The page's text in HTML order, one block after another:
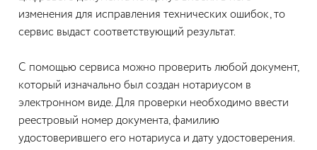
изменения для исправления технических ошибок, то
сервис выдаст соответствующий результат.
С помощью сервиса можно проверить любой документ,
который изначально был создан нотариусом в
электронном виде. Для проверки необходимо ввести
реестровый номер документа, фамилию
удостоверившего его нотариуса и дату удостоверения.